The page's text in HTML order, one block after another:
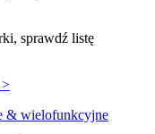
sprawdź listę
>
& wielofunkcyjne